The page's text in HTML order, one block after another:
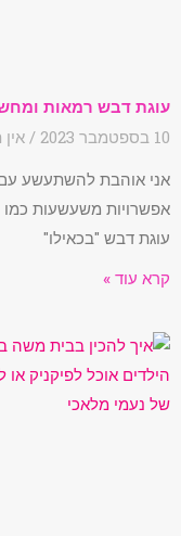
עוגת דבש רמאות
10 בספטמבר 2023
אני אוהבת להשתעשע
אפשרויות משעשעות
עוגת דבש "בכאילו"
קרא עוד »